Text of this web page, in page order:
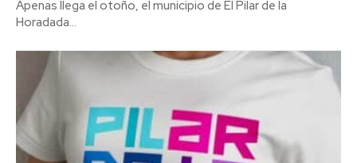
Apenas llega el otoño, el municipio de El Pilar de la
Horadada...